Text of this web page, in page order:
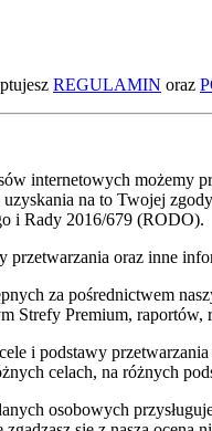
REGULAMIN oraz
internetowych możemy
na to Twojej
i Rady 2016/679 (RODO).
przetwarzania oraz inne
za pośrednictwem
Strefy Premium,
i podstawy
celach, na różnych
osobowych